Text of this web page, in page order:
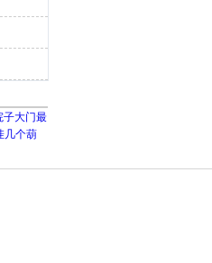
子大门最
几个葫